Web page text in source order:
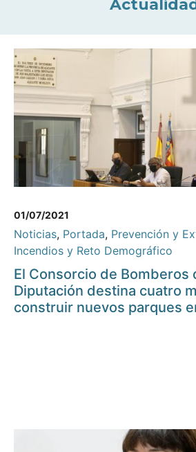
Actualidad
01/07/2021
Noticias, Portada, Prevención y
Incendios y Reto Demográfico
El Consorcio de Bomberos
Diputación destina cuatro
construir nuevos parques